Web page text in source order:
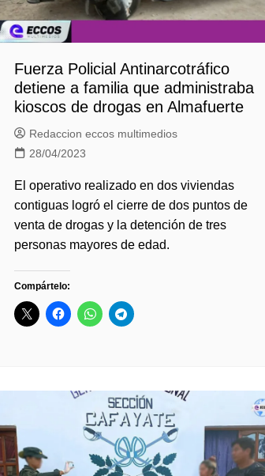
Fuerza Policial Antinarcotráfico
detiene a familia que administraba
kioscos de drogas en Almafuerte
Redaccion eccos multimedios
28/04/2023
El operativo realizado en dos viviendas
contiguas logró el cierre de dos puntos de
venta de drogas y la detención de tres
personas mayores de edad.
Compártelo: